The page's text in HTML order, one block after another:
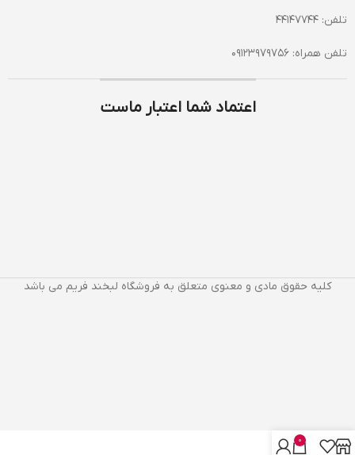
تلفن: 44147744
تلفن همراه: 09123979756
اعتماد شما اعتبار ماست
کلیه حقوق مادی و معنوی متعلق به فروشگاه لبخند فریم می باشد
0